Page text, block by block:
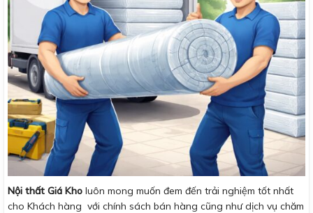
Nội thất Giá Kho luôn mong muốn đem đến trải nghiệm tốt nhất
cho Khách hàng với chính sách bán hàng cũng như dịch vụ chăm